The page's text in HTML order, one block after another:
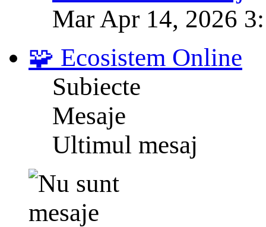
Mar Apr 14, 2026
🧩 Ecosistem Online
Subiecte
Mesaje
Ultimul mesaj